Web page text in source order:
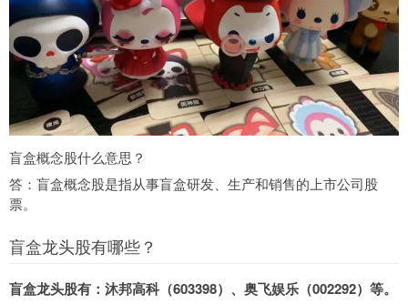
盲盒概念股什么意思？
答：盲盒概念股是指从事盲盒研发、生产和销售的上市公司股
票。
盲盒龙头股有哪些？
盲盒龙头股有：沐邦高科（603398）、奥飞娱乐（002292）等。